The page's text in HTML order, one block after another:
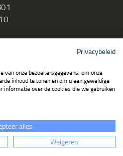
Reserved
Privacybeleid
van onze bezoekersgegevens, om onze
inhoud te tonen en om u een geweldige
informatie over de cookies die we gebruiken
alles
Weigeren